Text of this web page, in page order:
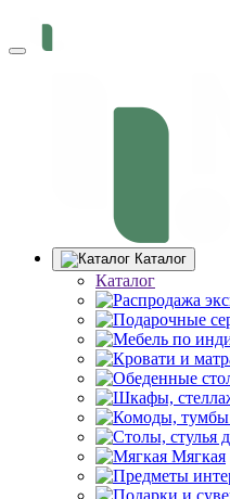
Каталог
Каталог
Мягкая